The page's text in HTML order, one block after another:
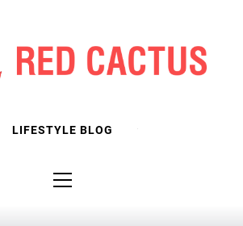
LIFESTYLE BLOG
Menu